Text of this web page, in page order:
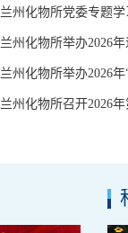
兰州化物所党委专题
兰州化物所举办2026
兰州化物所举办2026
兰州化物所召开2026